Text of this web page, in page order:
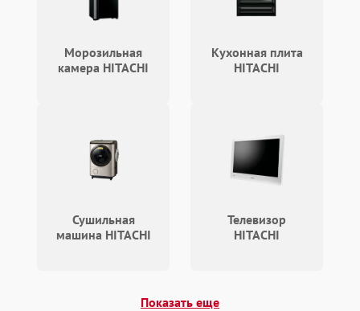
Повреждение системы
Неисправность системы
Морозильная
камера HITACHI
Кухонная плита
HITACHI
Сушильная
машина HITACHI
Телевизор
HITACHI
Показать еще